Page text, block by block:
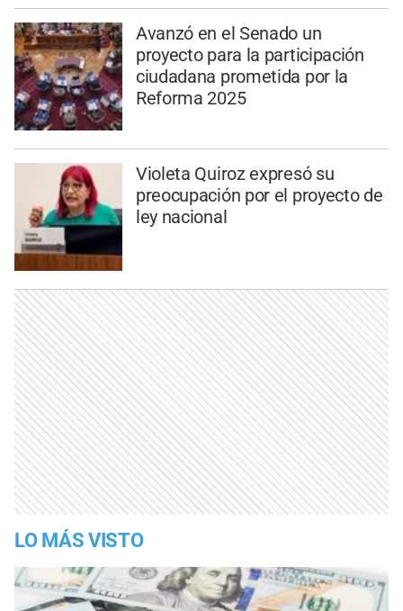
Avanzó en el Senado un
proyecto para la participación
ciudadana prometida por la
Reforma 2025
Violeta Quiroz expresó su
preocupación por el proyecto de
ley nacional
LO MÁS VISTO